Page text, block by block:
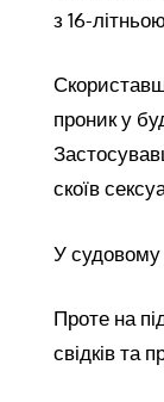
з 16-
проник у
скоїв
У судовому
Проте на
свідків та